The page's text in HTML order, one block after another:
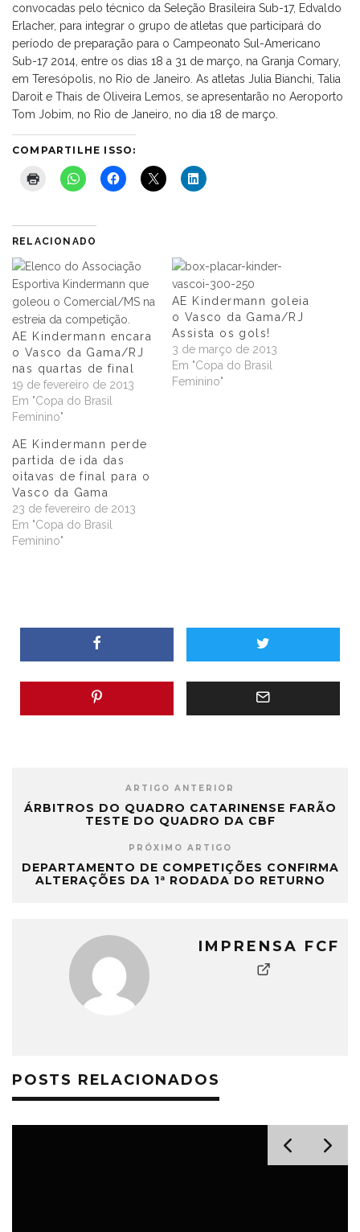
convocadas pelo técnico da Seleção Brasileira Sub-17, Edvaldo
Erlacher, para integrar o grupo de atletas que participará do
período de preparação para o Campeonato Sul-Americano
Sub-17 2014, entre os dias 18 a 31 de março, na Granja Comary,
em Teresópolis, no Rio de Janeiro. As atletas Julia Bianchi, Talia
Daroit e Thais de Oliveira Lemos, se apresentarão no Aeroporto
Tom Jobim, no Rio de Janeiro, no dia 18 de março.
COMPARTILHE ISSO:
RELACIONADO
AE Kindermann encara
o Vasco da Gama/RJ
nas quartas de final
19 de fevereiro de 2013
Em "Copa do Brasil
Feminino"
AE Kindermann goleia
o Vasco da Gama/RJ
Assista os gols!
3 de março de 2013
Em "Copa do Brasil
Feminino"
AE Kindermann perde
partida de ida das
oitavas de final para o
Vasco da Gama
23 de fevereiro de 2013
Em "Copa do Brasil
Feminino"
ARTIGO ANTERIOR
ÁRBITROS DO QUADRO CATARINENSE FARÃO
TESTE DO QUADRO DA CBF
PRÓXIMO ARTIGO
DEPARTAMENTO DE COMPETIÇÕES CONFIRMA
ALTERAÇÕES DA 1ª RODADA DO RETURNO
IMPRENSA FCF
POSTS RELACIONADOS